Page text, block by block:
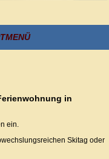
in
ein.
Skitag oder